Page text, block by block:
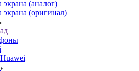
экрана (аналог)
экрана (оригинал)